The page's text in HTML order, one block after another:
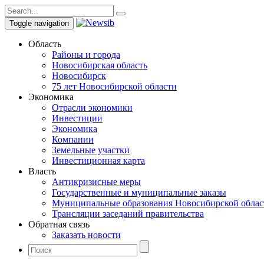
Toggle navigation
Область
Районы и города
Новосибирская область
Новосибирск
75 лет Новосибирской области
Экономика
Отрасли экономики
Инвестиции
Экономика
Компании
Земельные участки
Инвестиционная карта
Власть
Антикризисные меры
Государственные и муниципальные заказы
Муниципальные образования Новосибирской
Трансляции заседаний правительства
Обратная связь
Заказать новости